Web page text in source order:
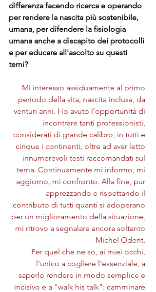
differenza facendo ricerca e operando
per rendere la nascita più sostenibile,
umana, per difendere la fisiologia
umana anche a discapito dei protocolli
e per educare all'ascolto su questi
temi?
Mi interesso assiduamente al primo
periodo della vita, nascita inclusa, da
ventun anni. Ho avuto l'opportunità di
incontrare tanti professionisti,
considerati di grande calibro, in tutti e
cinque i continenti, oltre ad aver letto
innumerevoli testi raccomandati sul
tema. Continuamente mi informo, mi
aggiorno, mi confronto. Alla fine, pur
apprezzando e rispettando il
contributo di tutti quanti si adoperano
per un miglioramento della situazione,
mi ritrovo a segnalare ancora soltanto
Michel Odent.
Per quel che ne so, ai miei occhi,
l'unico a cogliere l'essenziale, a
saperlo rendere in modo semplice e
incisivo e a "walk his talk": camminare